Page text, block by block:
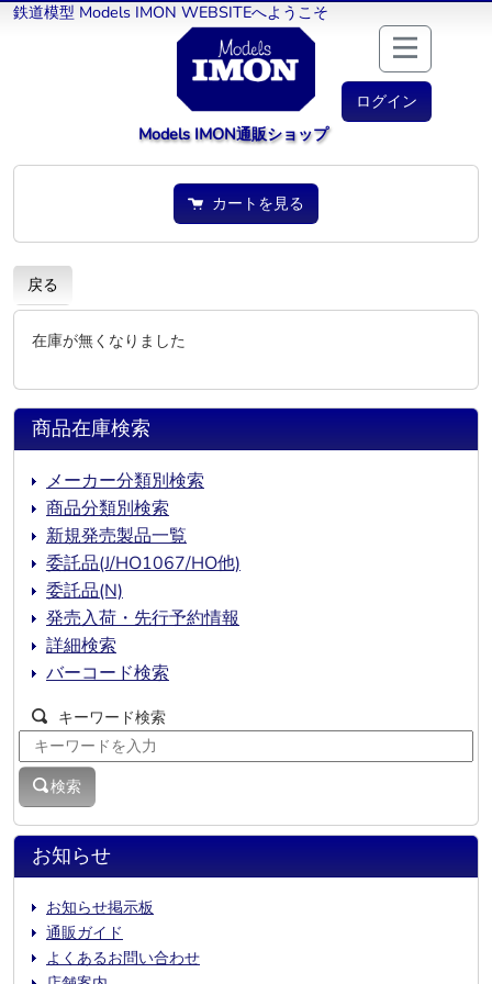
鉄道模型 Models IMON WEBSITEへようこそ
ログイン
Models IMON通販ショップ
カートを見る
戻る
在庫が無くなりました
お知らせ
お知らせ掲示板
通販ガイド
よくあるお問い合わせ
商品在庫検索
メーカー分類別検索
商品分類別検索
新規発売製品一覧
委託品(J/HO1067/HO他)
委託品(N)
発売入荷・先行予約情報
詳細検索
バーコード検索
キーワード検索
検索